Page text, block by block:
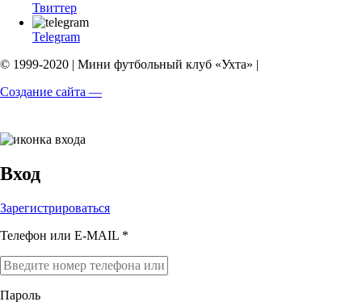
Твиттер
Telegram
© 1999-2020 | Мини футбольный клуб «Ухта» |
Создание сайта —
Вход
Зарегистрироваться
Телефон или E-MAIL *
Пароль